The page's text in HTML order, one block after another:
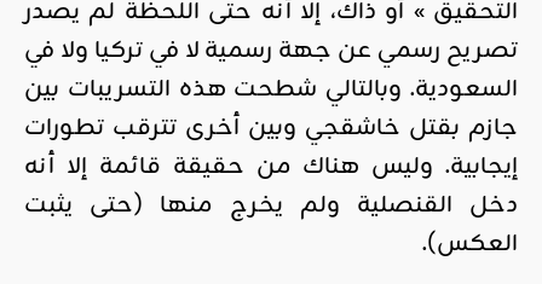
التحقيق » أو ذاك، إلا أنه حتى اللحظة لم يصدر
تصريح رسمي عن جهة رسمية لا في تركيا ولا في
السعودية. وبالتالي شطحت هذه التسريبات بين
جازم بقتل خاشقجي وبين أخرى تترقب تطورات
إيجابية. وليس هناك من حقيقة قائمة إلا أنه
دخل القنصلية ولم يخرج منها (حتى يثبت
العكس).